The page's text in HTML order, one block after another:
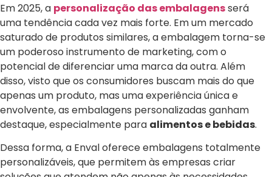
Em 2025, a personalização das embalagensserá
uma tendência cada vez mais forte. Em um mercado
saturado de produtos similares, a embalagem torna-se
um poderoso instrumento de marketing, com o
potencial de diferenciar uma marca da outra. Além
disso, visto que os consumidores buscam mais do que
apenas um produto, mas uma experiência única e
envolvente, as embalagens personalizadas ganham
destaque, especialmente para alimentos e bebidas.
Dessa forma, a Enval oferece embalagens totalmente
personalizáveis, que permitem às empresas criar